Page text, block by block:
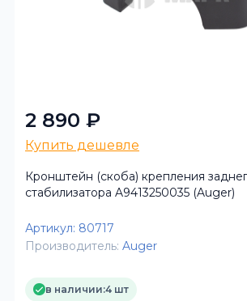
2 890 ₽
Купить дешевле
Кронштейн (скоба) крепления
стабилизатора A9413250035 (Auger)
Артикул: 80717
Производитель: Auger
в наличии:4 шт